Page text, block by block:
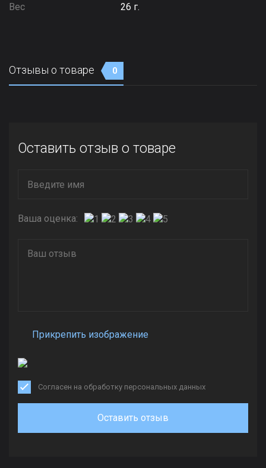
Вес
26 г.
Отзывы о товаре 0
Оставить отзыв о товаре
Ваша оценка:
Прикрепить изображение
Согласен на обработку персональных данных
Оставить отзыв